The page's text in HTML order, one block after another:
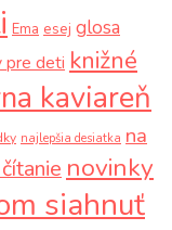
Ema esej glosa
pre deti knižné
kaviareň
najlepšia desiatka na
novinky
siahnuť